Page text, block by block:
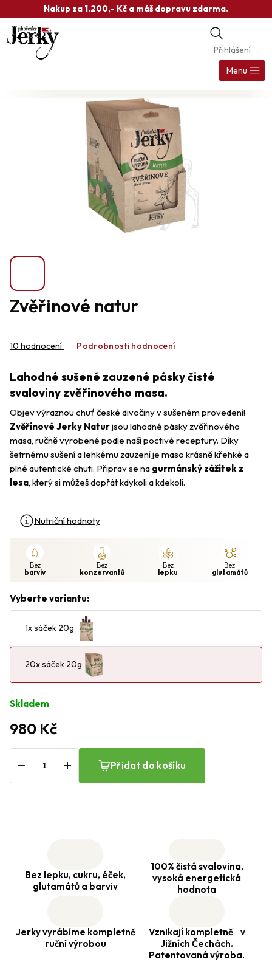
na
obsah
Nakup za 1.200,- Kč a máš dopravu zdarma.
Přihlášení
Menu
Zvěřinové natur
hodnocení
4,1
z
hvězdiček.
10 hodnocení Podrobnosti hodnocení
980 Kč
Skladem
+
− Přidat do košíku
Lahodné sušené zauzené pásky čisté
svaloviny zvěřinového masa.
Objev výraznou chuť české divočiny v sušeném provedení!
Zvěřinové Jerky Naturjsou lahodné pásky zvěřinového
masa, ručně vyrobené podle naší poctivé receptury. Díky
šetrnému sušení a lehkému zauzení je maso krásně křehké a
plné autentické chuti. Připrav se na gurmánský zážitek z
lesa, který si můžeš dopřát kdykoli a kdekoli.
Nutriční hodnoty
Bez
barviv
Bez
konzervantů
Bez
lepku
Bez
glutamátů
Vyberte variantu:
1x sáček 20g
20x sáček 20g
Bez lepku, cukru, éček,
glutamátů a barviv
100% čistá svalovina,
vysoká energetická
hodnota
Jerky vyrábíme kompletně
ruční výrobou
Vznikají kompletně v
Jižních Čechách.
Patentovaná výroba.